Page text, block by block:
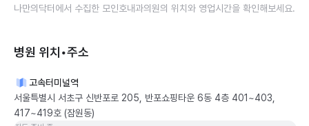
나만의닥터에서 수집한 모인호내과의원의 위치와 영업시간을 확인해보세요.
병원 위치•주소
고속터미널역
서울특별시 서초구 신반포로 205, 반포쇼핑타운 6동 4층 401~403,
417~419호 (잠원동)